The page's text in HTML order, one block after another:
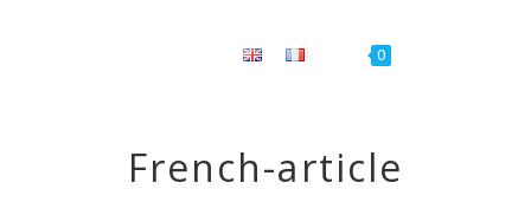
0
French-article